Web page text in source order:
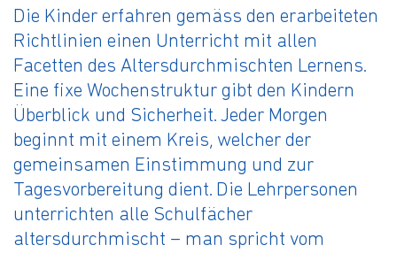
Die Kinder erfahren gemäss den erarbeiteten
Richtlinien einen Unterricht mit allen
Facetten des Altersdurchmischten Lernens.
Eine fixe Wochenstruktur gibt den Kindern
Überblick und Sicherheit. Jeder Morgen
beginnt mit einem Kreis, welcher der
gemeinsamen Einstimmung und zur
Tagesvorbereitung dient. Die Lehrpersonen
unterrichten alle Schulfächer
altersdurchmischt – man spricht vom